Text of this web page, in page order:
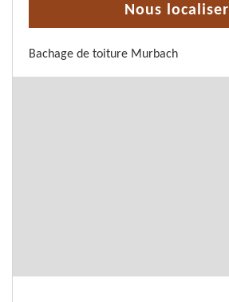
Nous localiser
Bachage de toiture Murbach